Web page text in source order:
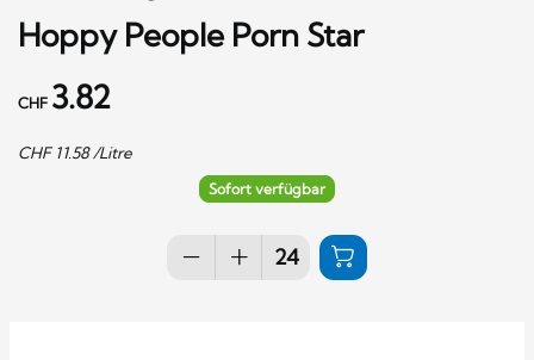
Hoppy People Porn Star
CHF 3.82
CHF 11.58/Litre
Sofort verfügbar